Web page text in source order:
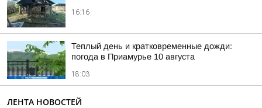
16:16
Теплый день и кратковременные дожди:
погода в Приамурье 10 августа
18:03
ЛЕНТА НОВОСТЕЙ